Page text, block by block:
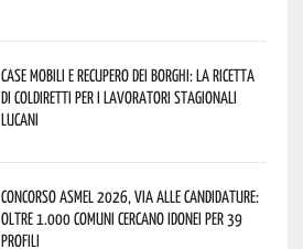
Case mobili e recupero dei borghi: la ricetta
di Coldiretti per i lavoratori stagionali
lucani
Concorso Asmel 2026, via alle candidature:
oltre 1.000 Comuni cercano idonei per 39
profili